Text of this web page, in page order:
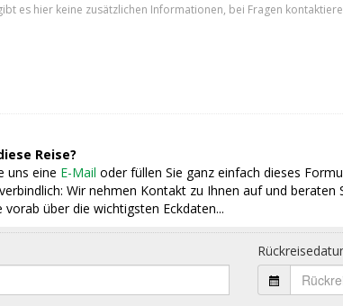
es hier keine zusätzlichen Informationen, bei Fragen
Reise?
uns eine E-Mail oder füllen Sie ganz einfach dieses
Wir nehmen Kontakt zu Ihnen auf und beraten
über die wichtigsten Eckdaten...